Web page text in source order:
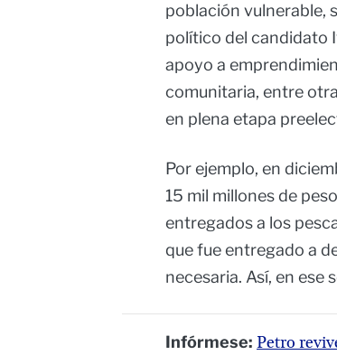
población vulnerable,
político del candidato
apoyo a
comunitaria, entre
en plena etapa
Por ejemplo, en
15 mil millones de
entregados a los
que fue entregado a
necesaria. Así, en ese
Infórmese: Petro